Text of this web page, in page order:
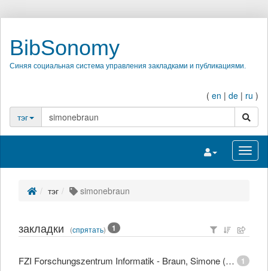
BibSonomy
Синяя социальная система управления закладками и публикациями.
( en | de | ru )
тэг
поиск
Переключить
тэг simonebraun
закладки (спрятать) 1
1
FZI Forschungszentrum Informatik - Braun, Simone (Dipl.-Mediensystemwiss.)